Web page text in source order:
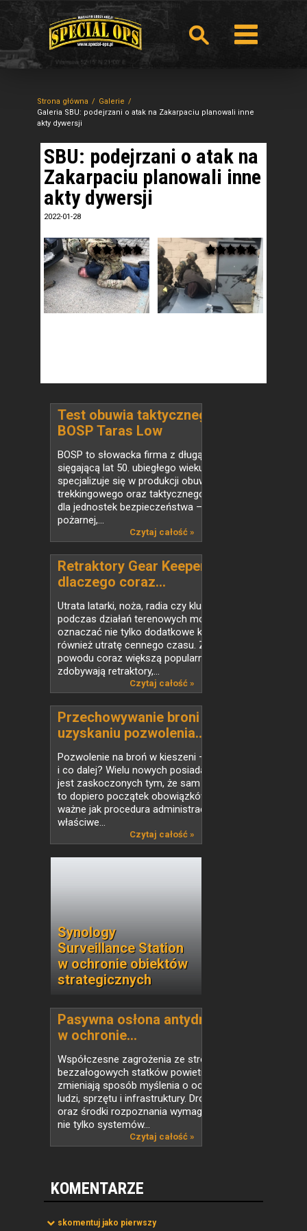
Strona główna
Galerie
Galeria SBU: podejrzani o atak na Zakarpaciu planowali inne
akty dywersji
SBU: podejrzani o atak na
Zakarpaciu planowali inne
akty dywersji
2022-01-28
Test obuwia taktycznego
BOSP Taras Low
BOSP to słowacka firma z długą historią
sięgającą lat 50. ubiegłego wieku. Obecnie
specjalizuje się w produkcji obuwia
trekkingowego oraz taktycznego, głównie
dla jednostek bezpieczeństwa – straży
pożarnej,...
Czytaj całość »
Retraktory Gear Keeper –
dlaczego coraz...
Utrata latarki, noża, radia czy kluczy
podczas działań terenowych może
oznaczać nie tylko dodatkowe koszty, ale
również utratę cennego czasu. Z tego
powodu coraz większą popularność
zdobywają retraktory,...
Czytaj całość »
Przechowywanie broni po
uzyskaniu pozwolenia...
Pozwolenie na broń w kieszeni –
i co dalej? Wielu nowych posiadaczy broni
jest zaskoczonych tym, że sam dokument
to dopiero początek obowiązków. Równie
ważne jak procedura administracyjna jest
właściwe...
Czytaj całość »
Synology
Surveillance Station
w ochronie obiektów
strategicznych
Pasywna osłona antydronowa
w ochronie...
Współczesne zagrożenia ze strony
bezzałogowych statków powietrznych
zmieniają sposób myślenia o ochronie
ludzi, sprzętu i infrastruktury. Drony FPV
oraz środki rozpoznania wymagają dziś
nie tylko systemów...
Czytaj całość »
KOMENTARZE
skomentuj jako pierwszy